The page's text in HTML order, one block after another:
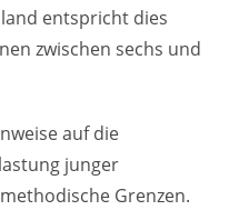
entspricht dies
zwischen sechs und
auf die
junger
Grenzen.